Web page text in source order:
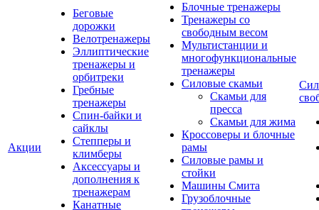
Акции
Беговые
дорожки
Велотренажеры
Эллиптические
тренажеры и
орбитреки
Гребные
тренажеры
Спин-байки и
сайклы
Степперы и
климберы
Аксессуары и
дополнения к
тренажерам
Канатные
Блочные тренажеры
Тренажеры со
свободным весом
Мультистанции и
многофункциональные
тренажеры
Силовые скамьи
Скамьи для
пресса
Скамьи для жима
Кроссоверы и блочные
рамы
Силовые рамы и
стойки
Машины Смита
Грузоблочные